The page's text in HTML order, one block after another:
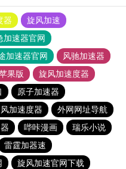
器
旋风加速
加速器官网
加速器官网
风驰加速器
果版
旋风加速度器
原子加速器
加速度器
外网网址导航
哔咔漫画
瑞乐小说
雷霆加器速
旋风加速官网下载